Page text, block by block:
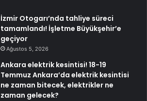
İzmir Otogarı’nda tahliye süreci
tamamlandı! İşletme Büyükşehir’e
geçiyor
Ağustos 5, 2026
Ankara elektrik kesintisi! 18-19
Temmuz Ankara’da elektrik kesintisi
ne zaman bitecek, elektrikler ne
zaman gelecek?